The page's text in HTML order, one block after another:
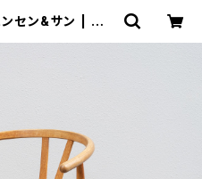
セン&サン | トリ